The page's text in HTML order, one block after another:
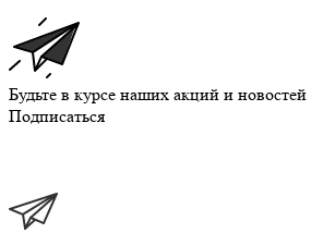
Будьте в курсе наших акций и новостей
Подписаться